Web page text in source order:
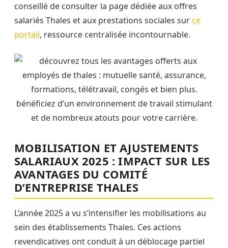
conseillé de consulter la page dédiée aux offres
salariés Thales et aux prestations sociales surce
portail, ressource centralisée incontournable.
MOBILISATION ET AJUSTEMENTS
SALARIAUX 2025 : IMPACT SUR LES
AVANTAGES DU COMITÉ
D’ENTREPRISE THALES
L’année 2025 a vu s’intensifier les mobilisations au
sein des établissements Thales. Ces actions
revendicatives ont conduit à un déblocage partiel